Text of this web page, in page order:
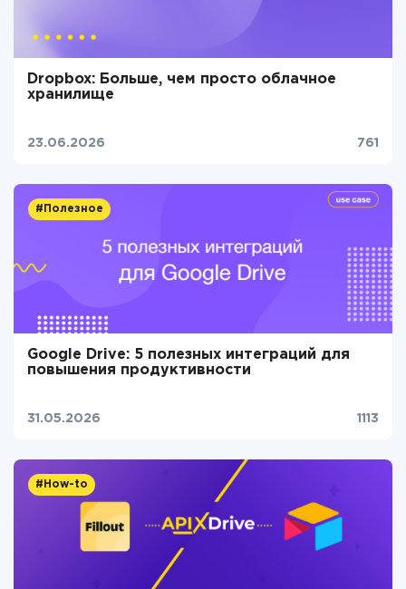
Dropbox: Больше, чем просто облачное
хранилище
23.06.2026 761
#Полезное
Google Drive: 5 полезных интеграций для
повышения продуктивности
31.05.2026 1113
#How-to